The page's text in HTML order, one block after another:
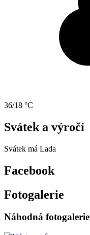
36/18 °C
Svátek a výročí
Svátek má Lada
Facebook
Fotogalerie
Náhodná fotogalerie